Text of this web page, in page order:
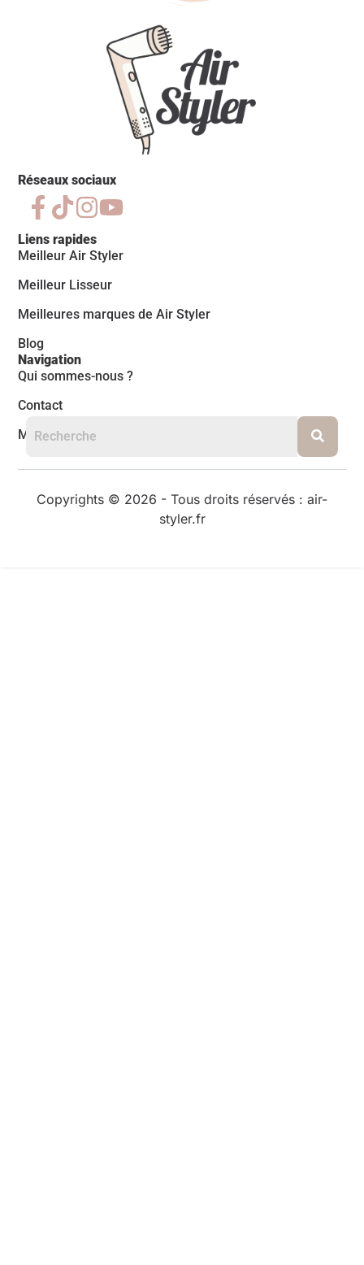
Réseaux sociaux
Liens rapides
Meilleur Air Styler
Meilleur Lisseur
Meilleures marques de Air Styler
Blog
Navigation
Qui sommes-nous ?
Contact
Mentions légales
Copyrights © 2026 - Tous droits réservés : air-
styler.fr